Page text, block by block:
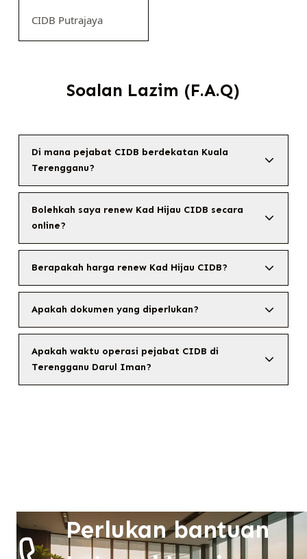
CIDB Putrajaya
Soalan Lazim (F.A.Q)
Di mana pejabat CIDB berdekatan Kuala
Terengganu?
Bolehkah saya renew Kad Hijau CIDB secara
online?
Berapakah harga renew Kad Hijau CIDB?
Apakah dokumen yang diperlukan?
Apakah waktu operasi pejabat CIDB di
Terengganu Darul Iman?
Perlukan bantuan